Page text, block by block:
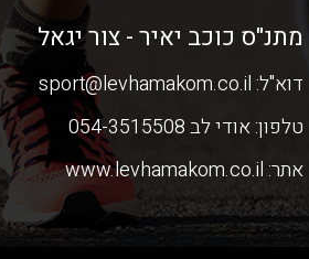
מתנ"ס כוכב יאיר - צור יגאל
דוא"ל: sport@levhamakom.co.il
טלפון:אודי לב 054-3515508
אתר:www.levhamakom.co.il